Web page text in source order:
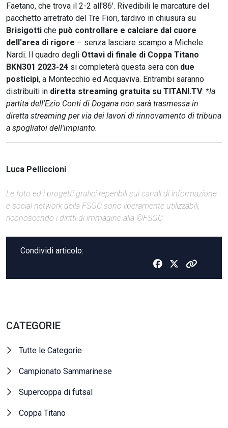
Faetano, che trova il 2-2 all'86'. Rivedibili le marcature del
pacchetto arretrato del Tre Fiori, tardivo in chiusura su
Brisigotti che può controllare e calciare dal cuore
dell'area di rigore – senza lasciare scampo a Michele
Nardi. Il quadro degli Ottavi di finale di Coppa Titano
BKN301 2023-24 si completerà questa sera con due
posticipi, a Montecchio ed Acquaviva. Entrambi saranno
distribuiti in diretta streaming gratuita su TITANI.TV: *la
partita dell'Ezio Conti di Dogana non sarà trasmessa in
diretta streaming per via dei lavori di rinnovamento di tribuna
a spogliatoi dell'impianto.
Luca Pelliccioni
Le foto ed i progetti grafici reperibili sui canali di informazione
e social network della FSGC sono liberamente utilizzabili,
riconoscendo i diritti di immagine alla ©FSGC
Condividi articolo:
CATEGORIE
Tutte le Categorie
Campionato Sammarinese
Supercoppa di futsal
Coppa Titano